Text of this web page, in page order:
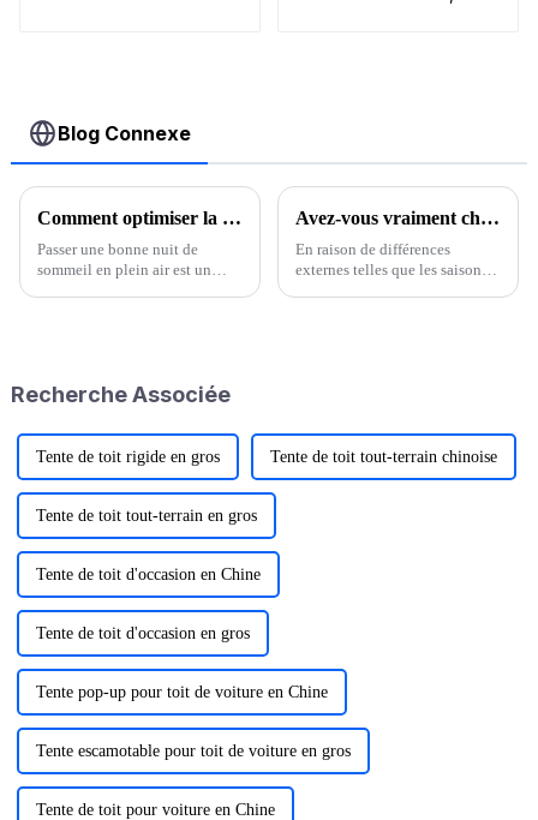
Blog Connexe
Comment optimiser la chaleur de votre sommeil en camping ?
Passer une bonne nuit de
sommeil en plein air est un
parfois dans la neige ? »
Avez-vous vraiment choisi le bon appât ?
En raison de différences
externes telles que les saisons,
Recherche Associée
Tente de toit rigide en gros Tente de toit tout-terrain chinoise
Tente de toit tout-terrain en gros
Tente de toit d'occasion en Chine
Tente de toit d'occasion en gros
Tente pop-up pour toit de voiture en Chine
Tente escamotable pour toit de voiture en gros
Tente de toit pour voiture en Chine